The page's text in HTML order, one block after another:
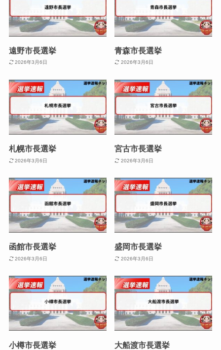
遠野市長選挙
2026年3月6日
青森市長選挙
2026年3月6日
札幌市長選挙
2026年3月6日
宮古市長選挙
2026年3月6日
函館市長選挙
2026年3月6日
盛岡市長選挙
2026年3月6日
小樽市長選挙 大船渡市長選挙